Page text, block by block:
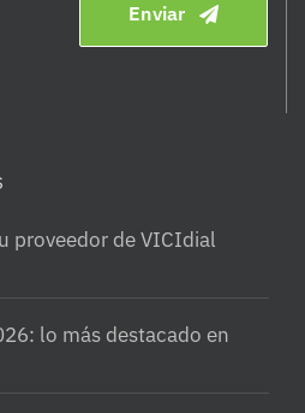
Enviar
proveedor de VICIdial
lo más destacado en